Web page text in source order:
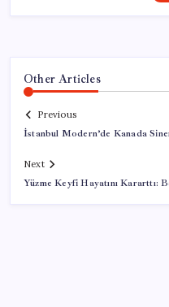
Other Articles
Previous
İstanbul Modern’de Kanada
Next
Yüzme Keyfi Hayatını Kararttı: